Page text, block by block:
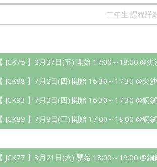
二年生 課程詳
【 JCK75 】2月27日(五) 開始 17:00～18:00 @尖
【 JCK88 】7月2日(四) 開始 16:30～17:30 @尖
【 JCK93 】7月2日(四) 開始 16:30～17:30 @銅
【 JCK89 】7月8日(三) 開始 17:00～18:00 @銅
【 JCK77 】3月21日(六) 開始 18:00～19:00 @銅